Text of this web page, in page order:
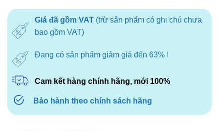
là:
2.890.000₫.
tại
là:
Giá đã gồm VAT(trừ sản phẩm có ghi chú chưa
bao gồm VAT)
Đang có sản phẩm giảm giá đến 63% !
Cam kết hàng chính hãng, mới 100%
Bảo hành theo chính sách hãng